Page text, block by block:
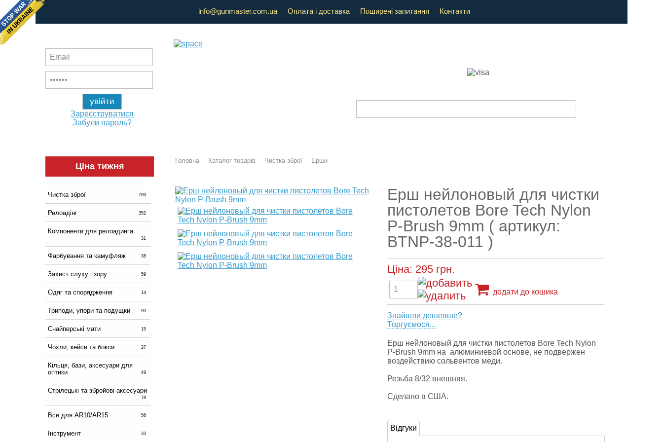
info@gunmaster.com.ua Оплата і доставка Поширені запитання Контакти
Зареєструватися
Забули пароль?
Ціна тижня
Чистка зброї 709
Релоадінг 352
Компоненти для релоадинга
31
Фарбування та камуфляж 38
Захист слуху і зору 59
Одяг та спорядження 14
Триподи, упори та подущки 90
Снайперські мати 15
Чохли, кейси та бокси 27
Кільця, бази, аксесуари для
оптики
49
Стрілецькі та збройові аксесуари
78
Все для AR10/AR15 56
Інструмент 33
Головна Каталог товарів Чистка зброї Ерши
Ерш нейлоновый для чистки
пистолетов Bore Tech Nylon
P-Brush 9mm ( артикул:
BTNP-38-011 )
Ціна: 295 грн.
додати до кошика
Знайшли дешевше?
Торгуємося...
Ерш нейлоновый для чистки пистолетов Bore Tech Nylon
P-Brush 9mm на алюминиевой основе, не подвержен
воздействию сольвентов меди.
Резьба 8/32 внешняя.
Сделано в США.
Відгуки